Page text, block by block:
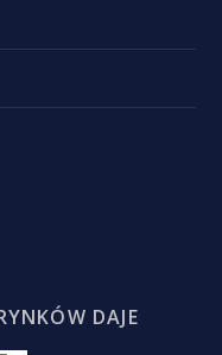
DAJE